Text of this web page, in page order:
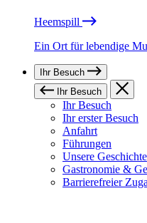
Heemspill
Ein Ort für lebendige
Ihr Besuch
Ihr Besuch
Ihr Besuch
Ihr erster Besuch
Anfahrt
Führungen
Unsere Geschichte
Gastronomie &
Barrierefreier